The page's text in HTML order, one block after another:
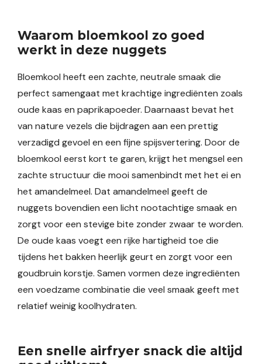
Waarom bloemkool zo goed
werkt in deze nuggets
Bloemkool heeft een zachte, neutrale smaak die
perfect samengaat met krachtige ingrediënten zoals
oude kaas en paprikapoeder. Daarnaast bevat het
van nature vezels die bijdragen aan een prettig
verzadigd gevoel en een fijne spijsvertering. Door de
bloemkool eerst kort te garen, krijgt het mengsel een
zachte structuur die mooi samenbindt met het ei en
het amandelmeel. Dat amandelmeel geeft de
nuggets bovendien een licht nootachtige smaak en
zorgt voor een stevige bite zonder zwaar te worden.
De oude kaas voegt een rijke hartigheid toe die
tijdens het bakken heerlijk geurt en zorgt voor een
goudbruin korstje. Samen vormen deze ingrediënten
een voedzame combinatie die veel smaak geeft met
relatief weinig koolhydraten.
Een snelle airfryer snack die altijd